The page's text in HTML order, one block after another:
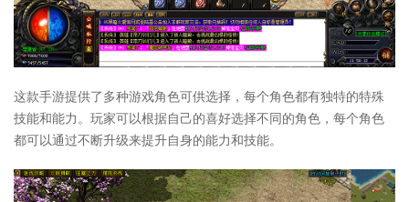
这款手游提供了多种游戏角色可供选择，每个角色都有独特的特殊
技能和能力。玩家可以根据自己的喜好选择不同的角色，每个角色
都可以通过不断升级来提升自身的能力和技能。